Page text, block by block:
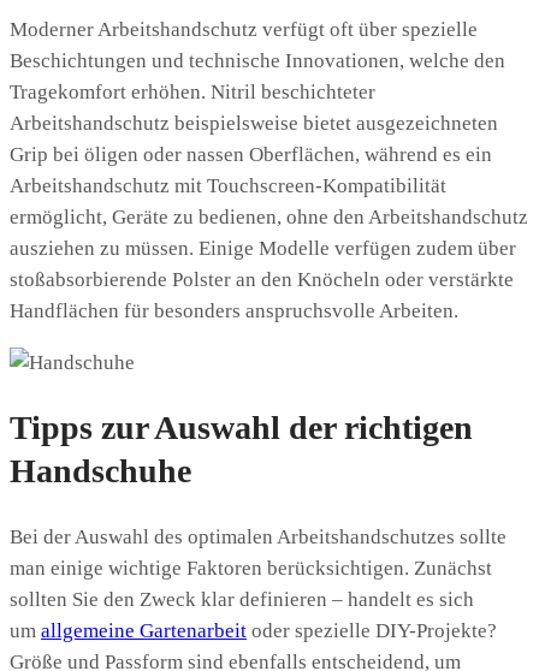
Moderner Arbeitshandschutz verfügt oft über spezielle
Beschichtungen und technische Innovationen, welche den
Tragekomfort erhöhen. Nitril beschichteter
Arbeitshandschutz beispielsweise bietet ausgezeichneten
Grip bei öligen oder nassen Oberflächen, während es ein
Arbeitshandschutz mit Touchscreen-Kompatibilität
ermöglicht, Geräte zu bedienen, ohne den Arbeitshandschutz
ausziehen zu müssen. Einige Modelle verfügen zudem über
stoßabsorbierende Polster an den Knöcheln oder verstärkte
Handflächen für besonders anspruchsvolle Arbeiten.
Tipps zur Auswahl der richtigen
Handschuhe
Bei der Auswahl des optimalen Arbeitshandschutzes sollte
man einige wichtige Faktoren berücksichtigen. Zunächst
sollten Sie den Zweck klar definieren – handelt es sich
um allgemeine Gartenarbeit oder spezielle DIY-Projekte?
Größe und Passform sind ebenfalls entscheidend, um